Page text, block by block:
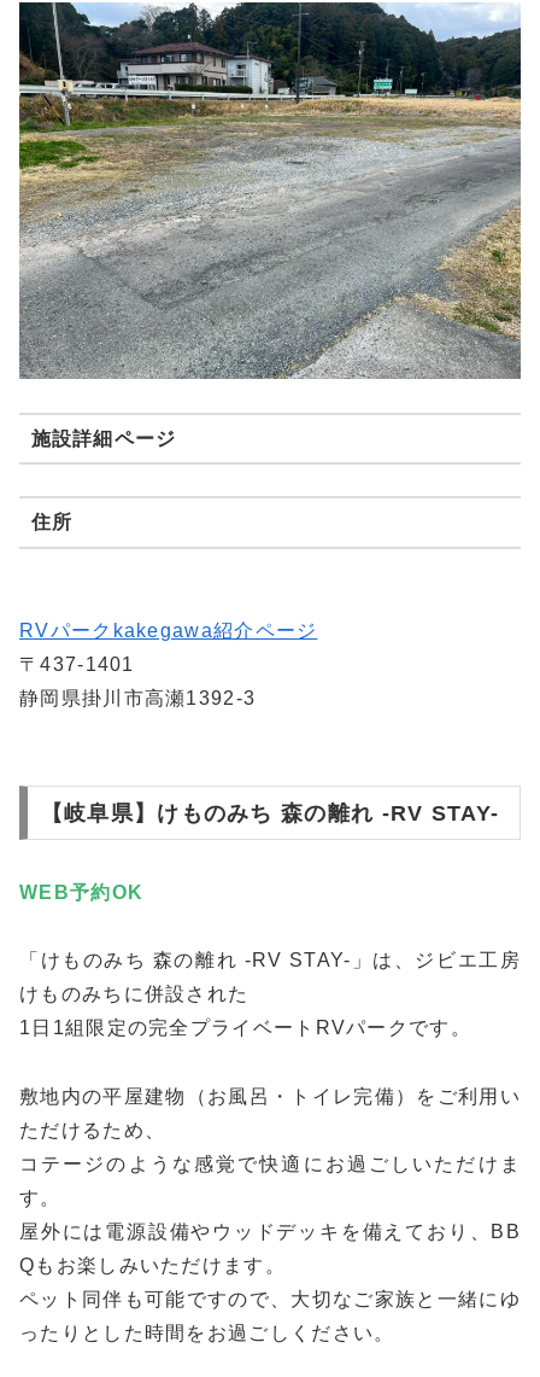
施設詳細ページ
住所
RVパークkakegawa紹介ページ
〒437-1401
静岡県掛川市高瀬1392-3
【岐阜県】けものみち 森の離れ -RV STAY-
WEB予約OK
「けものみち 森の離れ -RV STAY-」は、ジビエ工房
けものみちに併設された
1日1組限定の完全プライベートRVパークです。
敷地内の平屋建物（お風呂・トイレ完備）をご利用い
ただけるため、
コテージのような感覚で快適にお過ごしいただけま
す。
屋外には電源設備やウッドデッキを備えており、BB
Qもお楽しみいただけます。
ペット同伴も可能ですので、大切なご家族と一緒にゆ
ったりとした時間をお過ごしください。